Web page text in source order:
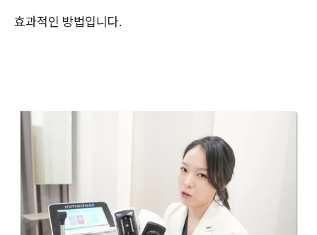
효과적인 방법입니다.